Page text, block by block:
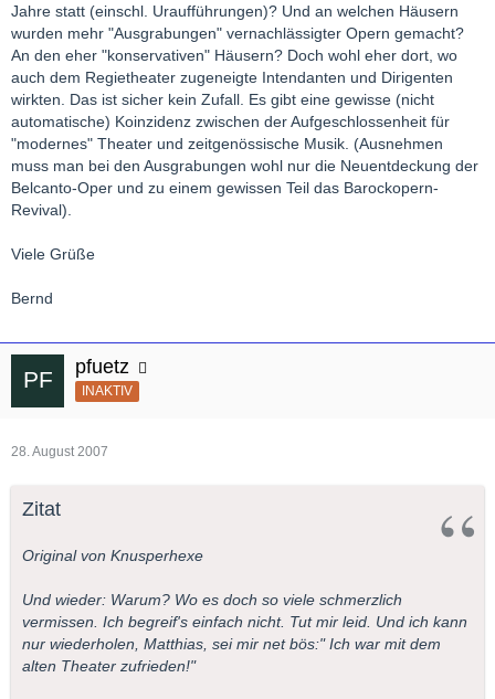
Jahre statt (einschl. Uraufführungen)? Und an welchen Häusern
wurden mehr "Ausgrabungen" vernachlässigter Opern gemacht?
An den eher "konservativen" Häusern? Doch wohl eher dort, wo
auch dem Regietheater zugeneigte Intendanten und Dirigenten
wirkten. Das ist sicher kein Zufall. Es gibt eine gewisse (nicht
automatische) Koinzidenz zwischen der Aufgeschlossenheit für
"modernes" Theater und zeitgenössische Musik. (Ausnehmen
muss man bei den Ausgrabungen wohl nur die Neuentdeckung der
Belcanto-Oper und zu einem gewissen Teil das Barockopern-
Revival).
Viele Grüße
Bernd
pfuetz
INAKTIV
28. August 2007
Zitat
Original von Knusperhexe
Und wieder: Warum? Wo es doch so viele schmerzlich
vermissen. Ich begreif's einfach nicht. Tut mir leid. Und ich kann
nur wiederholen, Matthias, sei mir net bös:" Ich war mit dem
alten Theater zufrieden!"